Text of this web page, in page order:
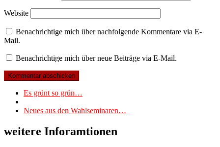
Website
Benachrichtige mich über nachfolgende Kommentare via E-
Mail.
Benachrichtige mich über neue Beiträge via E-Mail.
Beitragsnavigation
Vorheriger
Es grünt so grün…
zur
Nächster
Neues aus den Wahlseminaren…
weitere Inforamtionen